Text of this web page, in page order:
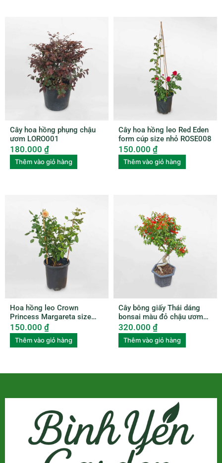
Cây hoa hồng phụng chậu
ươm LORO001
180.000 ₫
Thêm vào giỏ hàng
Cây hoa hồng leo Red Eden
form cúp size nhỏ ROSE008
150.000 ₫
Thêm vào giỏ hàng
Hoa hồng leo Crown
Princess Margareta size
nhỏ ROSE010
150.000 ₫
Thêm vào giỏ hàng
Cây bông giấy Thái dáng
bonsai màu đỏ chậu ươm
BGTL003
320.000 ₫
Thêm vào giỏ hàng